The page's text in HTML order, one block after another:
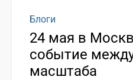
Блоги
24 мая в
событие
масштаба